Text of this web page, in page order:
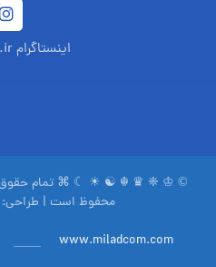
اینستاگرام miladcom.ir
© ♔ ❈ ♛ ☬ ☯ ☀ ☾ ⌘ تمام حقوق
محفوظ است | طراحی:
www.miladcom.com